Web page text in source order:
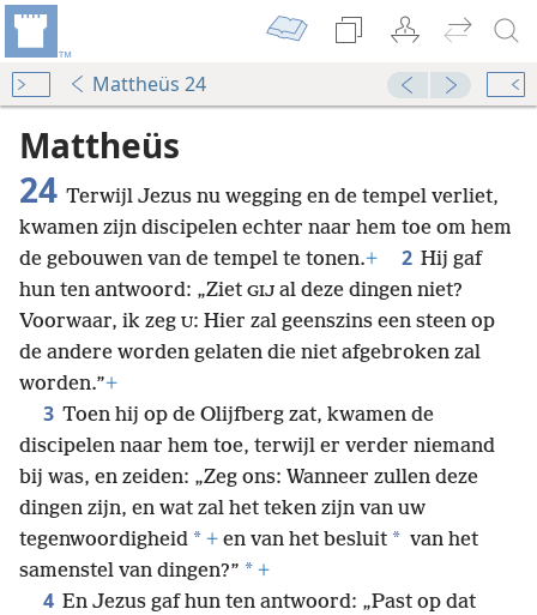
Mattheüs 24
Mattheüs
24 Terwijl Jezus nu wegging en de tempel verliet,
kwamen zijn discipelen echter naar hem toe om hem
de gebouwen van de tempel te tonen.+ 2 Hij gaf
hun ten antwoord: „Ziet GIJ al deze dingen niet?
Voorwaar, ik zeg U: Hier zal geenszins een steen op
de andere worden gelaten die niet afgebroken zal
worden.”+
3 Toen hij op de Olijfberg zat, kwamen de
discipelen naar hem toe, terwijl er verder niemand
bij was, en zeiden: „Zeg ons: Wanneer zullen deze
dingen zijn, en wat zal het teken zijn van uw
tegenwoordigheid * + en van het besluit * van het
samenstel van dingen?” * +
4 En Jezus gaf hun ten antwoord: „Past op dat